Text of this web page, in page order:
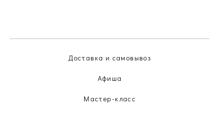
Доставка и самовывоз
Афиша
Мастер-класс